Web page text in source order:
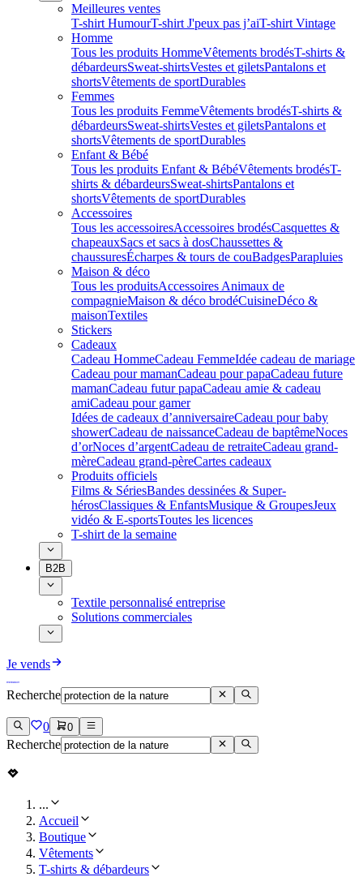
Meilleures ventes
T-shirt HumourT-shirt J'peux pas j’aiT-shirt Vintage
Homme
Tous les produits HommeVêtements brodésT-shirts &
débardeursSweat-shirtsVestes et giletsPantalons et
shortsVêtements de sportDurables
Femmes
Tous les produits FemmeVêtements brodésT-shirts &
débardeursSweat-shirtsVestes et giletsPantalons et
shortsVêtements de sportDurables
Enfant & Bébé
Tous les produits Enfant & BébéVêtements brodésT-
shirts & débardeursSweat-shirtsPantalons et
shortsVêtements de sportDurables
Accessoires
Tous les accessoiresAccessoires brodésCasquettes &
chapeauxSacs et sacs à dosChaussettes &
chaussuresÉcharpes & tours de couBadgesParapluies
Maison & déco
Tous les produitsAccessoires Animaux de
compagnieMaison & déco brodéCuisineDéco &
maisonTextiles
Stickers
Cadeaux
Cadeau HommeCadeau FemmeIdée cadeau de mariage​
Cadeau pour mamanCadeau pour papaCadeau future
mamanCadeau futur papaCadeau amie & cadeau
amiCadeau pour gamer
Idées de cadeaux d’anniversaireCadeau pour baby
showerCadeau de naissanceCadeau de baptêmeNoces
d’orNoces d’argentCadeau de retraiteCadeau grand-
mèreCadeau grand-pèreCartes cadeaux
Produits officiels
Films & SériesBandes dessinées & Super-
hérosClassiques & EnfantsMusique & GroupesJeux
vidéo & E-sportsToutes les licences
T-shirt de la semaine
B2B
Textile personnalisé entreprise
Solutions commerciales
Je vends
Recherche
0 0
Recherche
...
Accueil
Boutique
Vêtements
T-shirts & débardeurs